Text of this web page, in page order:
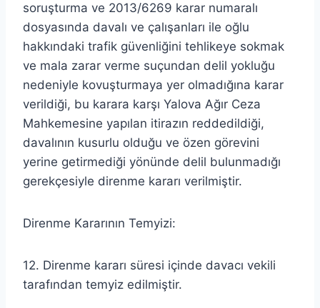
soruşturma ve 2013/6269 karar numaralı
dosyasında davalı ve çalışanları ile oğlu
hakkındaki trafik güvenliğini tehlikeye sokmak
ve mala zarar verme suçundan delil yokluğu
nedeniyle kovuşturmaya yer olmadığına karar
verildiği, bu karara karşı Yalova Ağır Ceza
Mahkemesine yapılan itirazın reddedildiği,
davalının kusurlu olduğu ve özen görevini
yerine getirmediği yönünde delil bulunmadığı
gerekçesiyle direnme kararı verilmiştir.
Direnme Kararının Temyizi:
12. Direnme kararı süresi içinde davacı vekili
tarafından temyiz edilmiştir.